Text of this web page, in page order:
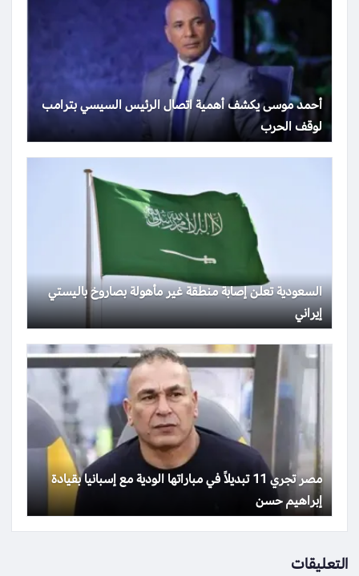
أحمد موسى يكشف أهمية اتصال الرئيس السيسي بترامب
لوقف الحرب
السعودية تعلن إصابة منطقة غير مأهولة بصاروخ باليستي
إيراني
مصر تجري 11 تبديلاً في مباراتها الودية مع إسبانيا بقيادة
إبراهيم حسن
التعليقات